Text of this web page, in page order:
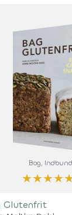
Bog,
★★★★
Glutenfrit